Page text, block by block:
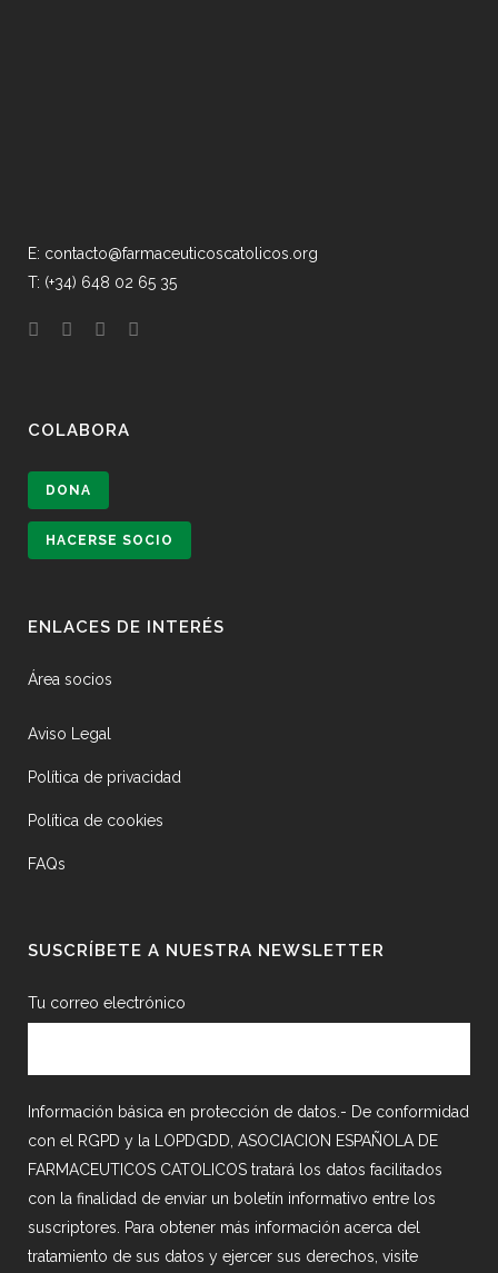
E: contacto@farmaceuticoscatolicos.org
T: (+34) 648 02 65 35
COLABORA
DONA
HACERSE SOCIO
ENLACES DE INTERÉS
Área socios
Aviso Legal
Política de privacidad
Política de cookies
FAQs
SUSCRÍBETE A NUESTRA NEWSLETTER
Tu correo electrónico
Información básica en protección de datos.- De conformidad
con el RGPD y la LOPDGDD, ASOCIACION ESPAÑOLA DE
FARMACEUTICOS CATOLICOS tratará los datos facilitados
con la finalidad de enviar un boletín informativo entre los
suscriptores. Para obtener más información acerca del
tratamiento de sus datos y ejercer sus derechos, visite